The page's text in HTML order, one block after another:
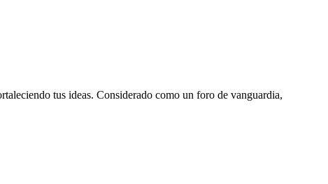
tus ideas. Considerado como un foro de vanguardia,